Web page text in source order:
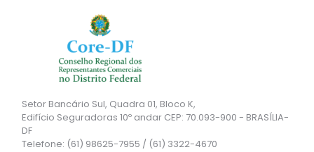
Setor Bancário Sul, Quadra 01, Bloco K,
Edifício Seguradoras 10º andar CEP: 70.093-900 - BRASÍLIA-
DF
Telefone: (61) 98625-7955 / (61) 3322-4670